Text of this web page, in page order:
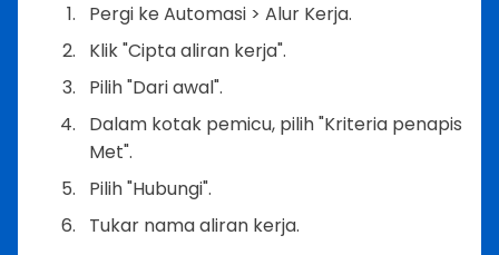
Pergi ke Automasi > Alur Kerja.
Klik "Cipta aliran kerja".
Pilih "Dari awal".
Dalam kotak pemicu, pilih "Kriteria penapis
Met".
Pilih "Hubungi".
Tukar nama aliran kerja.